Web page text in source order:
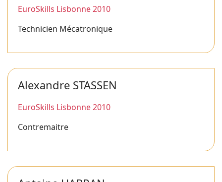
EuroSkills Lisbonne 2010
Technicien Mécatronique
Alexandre STASSEN
EuroSkills Lisbonne 2010
Contremaitre